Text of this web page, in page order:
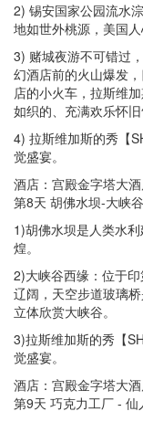
2) 锡安国家公园流水
地如世外桃源，美国人
3) 赌城夜游不可错过
幻酒店前的火山爆发
店的小火车，拉斯维
如织的、充满欢乐怀
4) 拉斯维加斯的秀【
觉盛宴。
酒店：宫殿金字塔大
第8天 胡佛水坝-大峡
1)胡佛水坝是人类水
煌。
2)大峡谷西缘：位于
辽阔，天空步道玻璃
立体欣赏大峡谷。
3)拉斯维加斯的秀【
觉盛宴。
酒店：宫殿金字塔大
第9天 巧克力工厂 -